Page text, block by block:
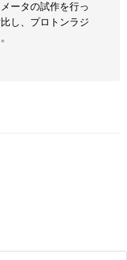
ータの試作を行っ
し、プロトンラジ